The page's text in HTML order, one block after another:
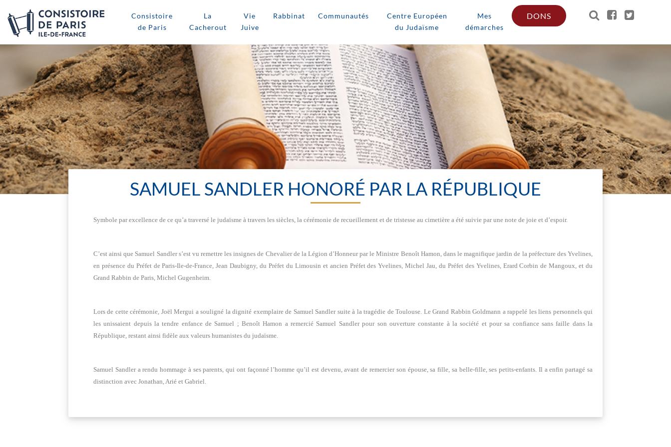
Consistoire
de Paris
La
Cacherout
Vie
Juive
Rabbinat Communautés
Centre Européen
du Judaïsme
Mes
démarches
DONS
SAMUEL SANDLER HONORÉ PAR LA RÉPUBLIQUE
Symbole par excellence de ce qu’a traversé le judaïsme à travers les siècles, la cérémonie de recueillement et de tristesse au cimetière a été suivie par une note de joie et d’espoir.
C’est ainsi que Samuel Sandler s’est vu remettre les insignes de Chevalier de la Légion d’Honneur par le Ministre Benoît Hamon, dans le magnifique jardin de la préfecture des Yvelines,
en présence du Préfet de Paris-Ile-de-France, Jean Daubigny, du Préfet du Limousin et ancien Préfet des Yvelines, Michel Jau, du Préfet des Yvelines, Erard Corbin de Mangoux, et du
Grand Rabbin de Paris, Michel Gugenheim.
Lors de cette cérémonie, Joël Mergui a souligné la dignité exemplaire de Samuel Sandler suite à la tragédie de Toulouse. Le Grand Rabbin Goldmann a rappelé les liens personnels qui
les unissaient depuis la tendre enfance de Samuel ; Benoît Hamon a remercié Samuel Sandler pour son ouverture constante à la société et pour sa confiance sans faille dans la
République, restant ainsi fidèle aux valeurs humanistes du judaïsme.
Samuel Sandler a rendu hommage à ses parents, qui ont façonné l’homme qu’il est devenu, avant de remercier son épouse, sa fille, sa belle-fille, ses petits-enfants. Il a enfin partagé sa
distinction avec Jonathan, Arié et Gabriel.